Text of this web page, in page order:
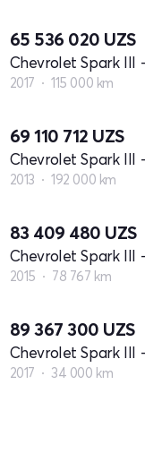
65 536 020 UZS
Chevrolet Spark III
2017 115 000 km
69 110 712 UZS
Chevrolet Spark III
2013 192 000 km
83 409 480 UZS
Chevrolet Spark III
2015 78 767 km
89 367 300 UZS
Chevrolet Spark III
2017 34 000 km